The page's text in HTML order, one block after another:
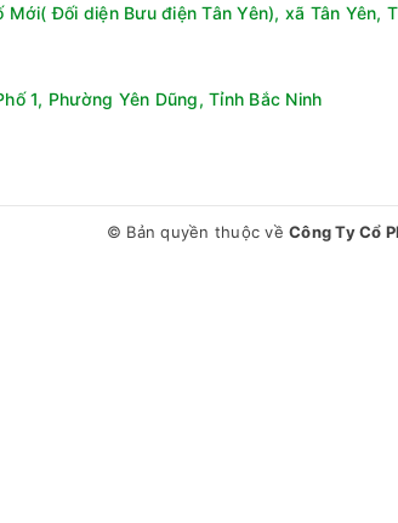
Mới( Đối diện Bưu điện Tân Yên), xã Tân Yên,
1, Phường Yên Dũng, Tỉnh Bắc Ninh
© Bản quyền thuộc về Công Ty Cổ